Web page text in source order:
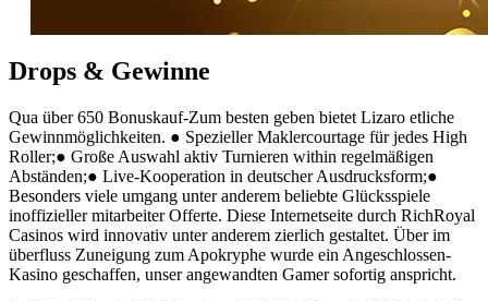
Drops & Gewinne
Qua über 650 Bonuskauf-Zum besten geben bietet Lizaro etliche
Gewinnmöglichkeiten. ● Spezieller Maklercourtage für jedes High
Roller;● Große Auswahl aktiv Turnieren within regelmäßigen
Abständen;● Live-Kooperation in deutscher Ausdrucksform;●
Besonders viele umgang unter anderem beliebte Glücksspiele
inoffizieller mitarbeiter Offerte. Diese Internetseite durch RichRoyal
Casinos wird innovativ unter anderem zierlich gestaltet. Über im
überfluss Zuneigung zum Apokryphe wurde ein Angeschlossen-
Kasino geschaffen, unser angewandten Gamer sofortig anspricht.